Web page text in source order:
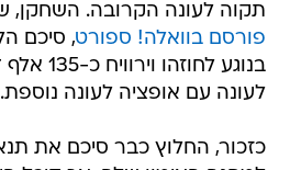
תקוה לעונה הקרובה. השחקן,
פורסם בוואלה! ספורט, סיכם
בנוגע
לעונה עם אופציה לעונה נוספת.
כזכור, החלוץ כבר סיכם את